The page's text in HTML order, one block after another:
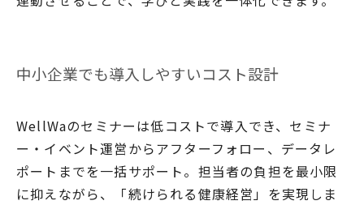
中小企業でも導入しやすいコスト設計
WellWaのセミナーは低コストで導入でき、セミナ
ー・イベント運営からアフターフォロー、データレ
ポートまでを一括サポート。担当者の負担を最小限
に抑えながら、「続けられる健康経営」を実現しま